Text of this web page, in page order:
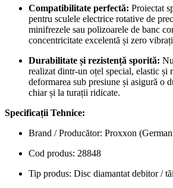
Compatibilitate perfectă: Proiectat
pentru sculele electrice rotative de
minifrezele sau polizoarele de banc
concentricitate excelentă și zero
Durabilitate și rezistență sporită:
realizat dintr-un oțel special, elastic și
deformarea sub presiune și asigură o
chiar și la turații ridicate.
Specificații Tehnice:
Brand / Producător: Proxxon
Cod produs: 28848
Tip produs: Disc diamantat debitor /